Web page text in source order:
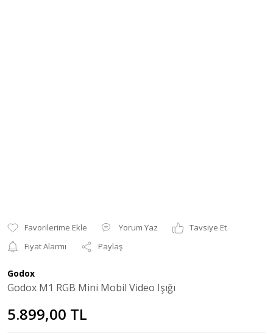
Yorum Yaz
Tavsiye Et
Fiyat Alarmı
Paylaş
Godox
Godox M1 RGB Mini Mobil Video Işığı
5.899,00 TL